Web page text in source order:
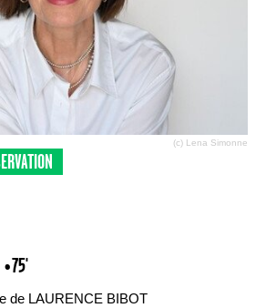
(c) Lena Simonne
• 75'
de LAURENCE BIBOT